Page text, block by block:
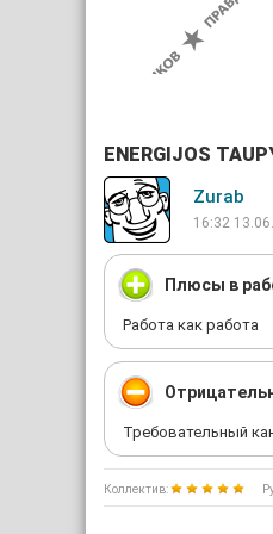
ENERGIJOS
Zurab
16:32
Плюсы в
Работа как работа
Требовательный
Коллектив: